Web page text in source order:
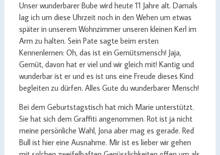
Unser wunderbarer Bube wird heute 11 Jahre alt. Damals
lag ich um diese Uhrzeit noch in den Wehen um etwas
später in unserem Wohnzimmer unseren kleinen Kerl im
Arm zu halten. Sein Pate sagte beim ersten
Kennenlernen: Oh, das ist ein Gemütsmensch! Jaja,
Gemüt, davon hat er viel und wir gleich mit! Kantig und
wunderbar ist er und es ist uns eine Freude dieses Kind
begleiten zu dürfen. Alles Gute du wunderbarer Mensch!
Bei dem Geburtstagstisch hat mich Marie unterstützt.
Sie hat sich dem Graffiti angenommen. Rot ist ja nicht
meine persönliche Wahl, Jona aber mag es gerade. Red
Bull ist hier eine Ausnahme. Mir ist es lieber wir gehen